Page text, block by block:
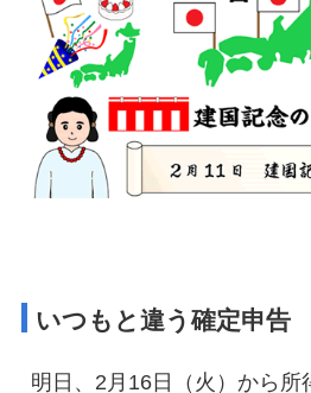
いつもと違う確定申告
明日、2月16日（火）から所